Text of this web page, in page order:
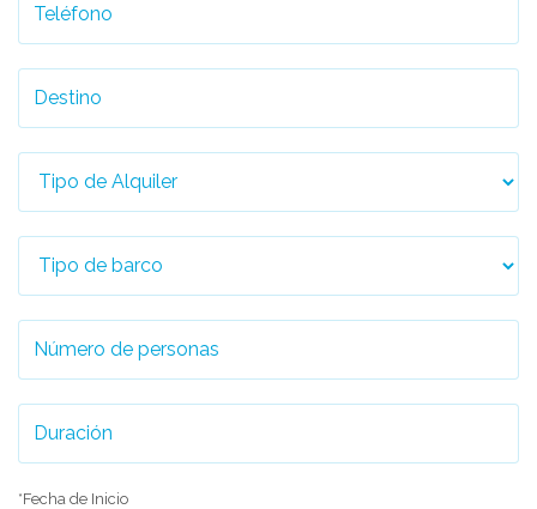
*Fecha de Inicio